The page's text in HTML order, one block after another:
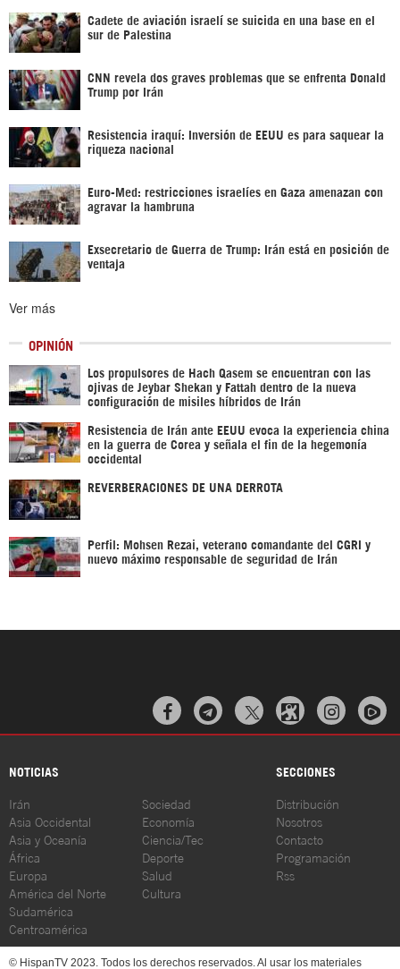
Cadete de aviación israelí se suicida en una base en el
sur de Palestina
CNN revela dos graves problemas que se enfrenta Donald
Trump por Irán
Resistencia iraquí: Inversión de EEUU es para saquear la
riqueza nacional
Euro-Med: restricciones israelíes en Gaza amenazan con
agravar la hambruna
Exsecretario de Guerra de Trump: Irán está en posición de
ventaja
Ver más
OPINIÓN
Los propulsores de Hach Qasem se encuentran con las
ojivas de Jeybar Shekan y Fattah dentro de la nueva
configuración de misiles híbridos de Irán
Resistencia de Irán ante EEUU evoca la experiencia china
en la guerra de Corea y señala el fin de la hegemonía
occidental
REVERBERACIONES DE UNA DERROTA
Perfil: Mohsen Rezai, veterano comandante del CGRI y
nuevo máximo responsable de seguridad de Irán
  
NOTICIAS SECCIONES
Irán
Asia Occidental
Asia y Oceanía
África
Europa
América del Norte
Sudamérica
Centroamérica
Sociedad
Economía
Ciencia/Tec
Deporte
Salud
Cultura
Distribución
Nosotros
Contacto
Programación
Rss
© HispanTV 2023. Todos los derechos reservados. Al usar los materiales